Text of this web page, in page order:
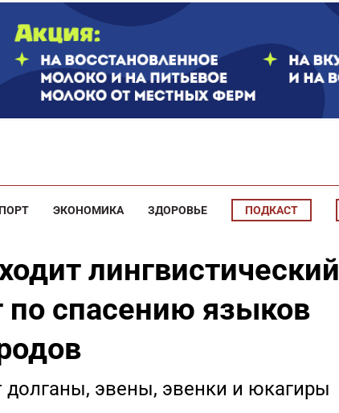
ЭКОНОМИКА ЗДОРОВЬЕ ПОДКАСТ
лингвистический
по спасению языков
долганы, эвены, эвенки и юкагиры